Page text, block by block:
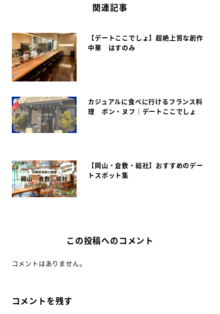
関連記事
【デートここでしょ】超絶上質な創作
中華 はすのみ
カジュアルに食べに行けるフランス料
理 ポン・ヌフ｜デートここでしょ
【岡山・倉敷・総社】おすすめのデー
トスポット集
この投稿へのコメント
コメントはありません。
コメントを残す